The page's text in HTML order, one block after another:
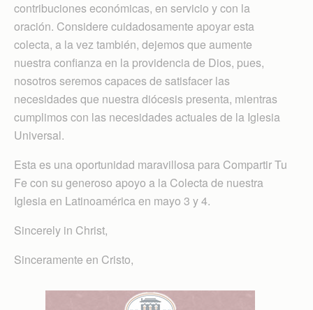
contribuciones económicas, en servicio y con la
oración. Considere cuidadosamente apoyar esta
colecta, a la vez también, dejemos que aumente
nuestra confianza en la providencia de Dios, pues,
nosotros seremos capaces de satisfacer las
necesidades que nuestra diócesis presenta, mientras
cumplimos con las necesidades actuales de la Iglesia
Universal.
Esta es una oportunidad maravillosa para Compartir Tu
Fe con su generoso apoyo a la Colecta de nuestra
Iglesia en Latinoamérica en mayo 3 y 4.
Sincerely in Christ,
Sinceramente en Cristo,